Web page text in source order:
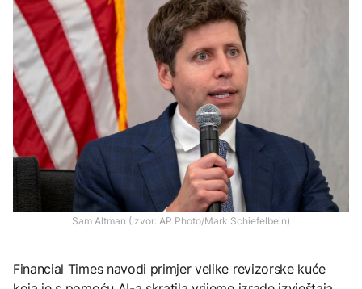
Sam Altman (Izvor: AP Photo/Mark Schiefelbein)
Financial Times navodi primjer velike revizorske kuće